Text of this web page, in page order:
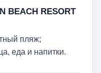
BEACH RESORT
пляж;
еда и напитки.